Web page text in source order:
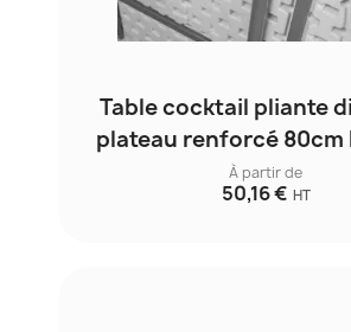
Table cocktail pliante
plateau renforcé 80cm
À partir de
50,16 € HT